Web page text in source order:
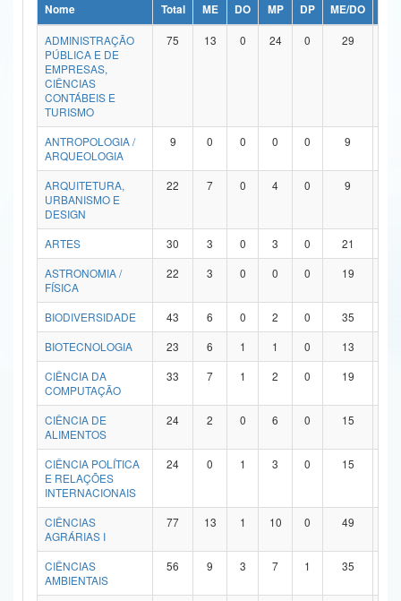
Ministério da Ciência, Tecnologia, Inovações e Comunicações
Ministério do Meio Ambiente
Ministério do Turismo
Ministério do Desenvolvimento Regional
Controladoria-Geral da União
Ministério da Mulher, da Família e dos Direitos Humanos
Secretaria de Governo
Advocacia-Geral da União
Banco Central do Brasil
Nome Total ME DO MP DP ME/DO
ADMINISTRAÇÃO
PÚBLICA E DE
EMPRESAS,
CIÊNCIAS
CONTÁBEIS E
TURISMO
75 13 0 24 0 29
ANTROPOLOGIA /
ARQUEOLOGIA
9 0 0 0 0 9
ARQUITETURA,
URBANISMO E
DESIGN
22 7 0 4 0 9
ARTES 30 3 0 3 0 21
ASTRONOMIA /
FÍSICA
22 3 0 0 0 19
BIODIVERSIDADE 43 6 0 2 0 35
BIOTECNOLOGIA
23 6 1 1 0 13
CIÊNCIA DA
COMPUTAÇÃO
33 7 1 2 0 19
CIÊNCIA DE
ALIMENTOS
24 2 0 6 0 15
CIÊNCIA POLÍTICA
E RELAÇÕES
INTERNACIONAIS
24 0 1 3 0 15
CIÊNCIAS
AGRÁRIAS I
77 13 1 10 0 49
CIÊNCIAS
AMBIENTAIS
56 9 3 7 1 35